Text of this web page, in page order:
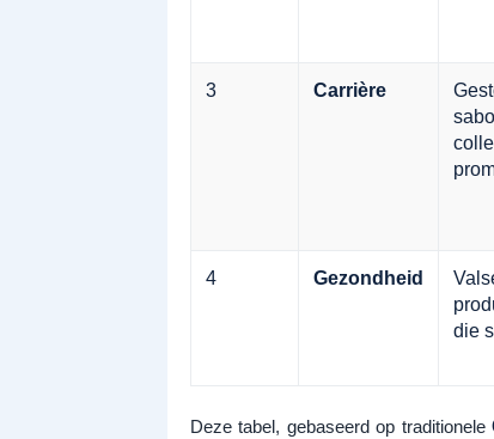
3 Carrière
4 Gezondheid
die
Deze tabel, gebaseerd op traditionele